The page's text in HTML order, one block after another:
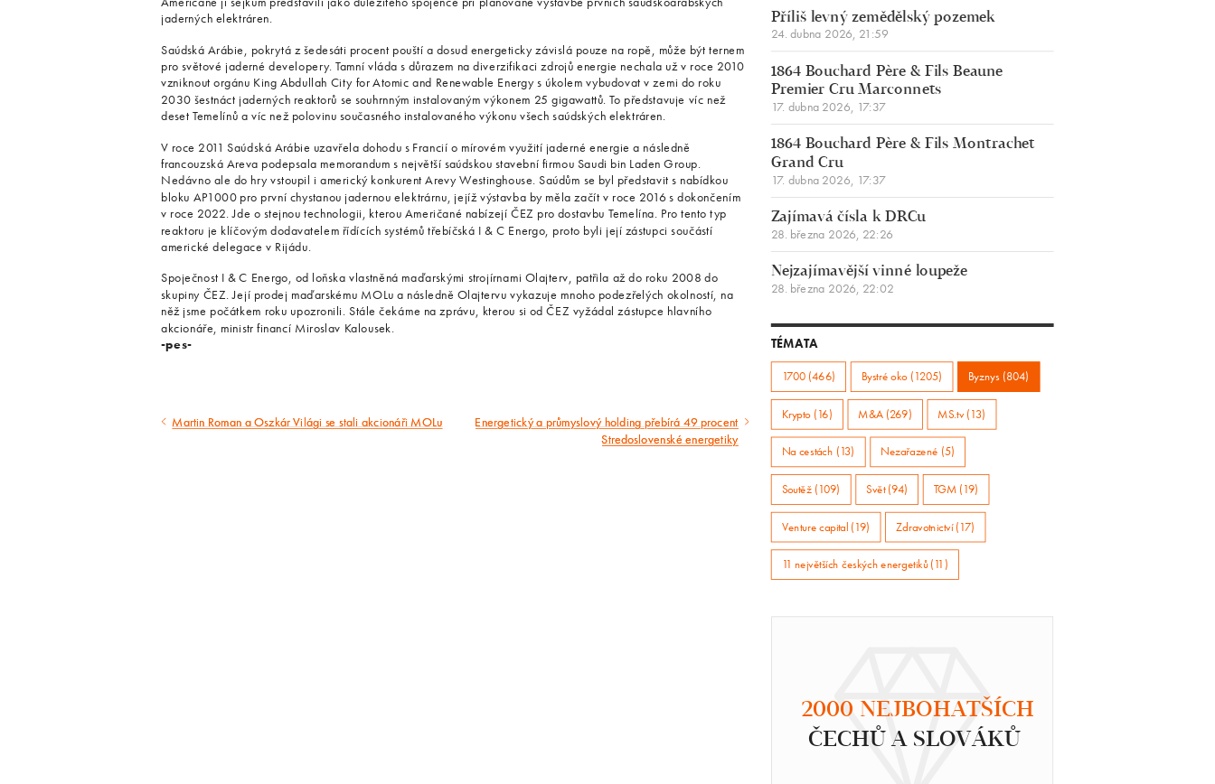
jaderných elektráren.
Saúdská Arábie, pokrytá z šedesáti procent pouští a dosud energeticky závislá pouze na ropě, může být ternem
pro světové jaderné developery. Tamní vláda s důrazem na diverzifikaci zdrojů energie nechala už v roce 2010
vzniknout orgánu King Abdullah City for Atomic and Renewable Energy s úkolem vybudovat v zemi do roku
2030 šestnáct jaderných reaktorů se souhrnným instalovaným výkonem 25 gigawattů. To představuje víc než
deset Temelínů a víc než polovinu současného instalovaného výkonu všech saúdských elektráren.
V roce 2011 Saúdská Arábie uzavřela dohodu s Francií o mírovém využití jaderné energie a následně
francouzská Areva podepsala memorandum s největší saúdskou stavební firmou Saudi bin Laden Group.
Nedávno ale do hry vstoupil i americký konkurent Arevy Westinghouse. Saúdům se byl představit s nabídkou
bloku AP1000 pro první chystanou jadernou elektrárnu, jejíž výstavba by měla začít v roce 2016 s dokončením
v roce 2022. Jde o stejnou technologii, kterou Američané nabízejí ČEZ pro dostavbu Temelína. Pro tento typ
reaktoru je klíčovým dodavatelem řídících systémů třebíčská I & C Energo, proto byli její zástupci součástí
americké delegace v Rijádu.
Spoječnost I & C Energo, od loňska vlastněná maďarskými strojírnami Olajterv, patřila až do roku 2008 do
skupiny ČEZ. Její prodej maďarskému MOLu a následně Olajtervu vykazuje mnoho podezřelých okolností, na
něž jsme počátkem roku upozronili. Stále čekáme na zprávu, kterou si od ČEZ vyžádal zástupce hlavního
akcionáře, ministr financí Miroslav Kalousek.
-pes-
Předcházející
Martin Roman a Oszkár Világi se stali akcionáři MOLu Následující
Energetický a průmyslový holding přebírá 49 procent
Stredoslovenské energetiky
Příliš levný zemědělský pozemek
24. dubna 2026, 21:59
1864 Bouchard Père & Fils Beaune
Premier Cru Marconnets
17. dubna 2026, 17:37
1864 Bouchard Père & Fils Montrachet
Grand Cru
17. dubna 2026, 17:37
Zajímavá čísla k DRCu
28. března 2026, 22:26
Nejzajímavější vinné loupeže
28. března 2026, 22:02
TÉMATA
1700 (466) Bystré oko (1205) Byznys (804)
Krypto (16) M&A (269) MS.tv (13)
Na cestách (13) Nezařazené (5)
Soutěž (109) Svět (94) TGM (19)
Venture capital (19) Zdravotnictví (17)
11 největších českých energetiků (11)
2000 NEJBOHATŠÍCH
ČECHŮ A SLOVÁKŮ